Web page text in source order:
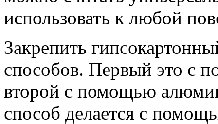
использовать к любой
Закрепить
способов. Первый это с
второй с помощью
способ делается с